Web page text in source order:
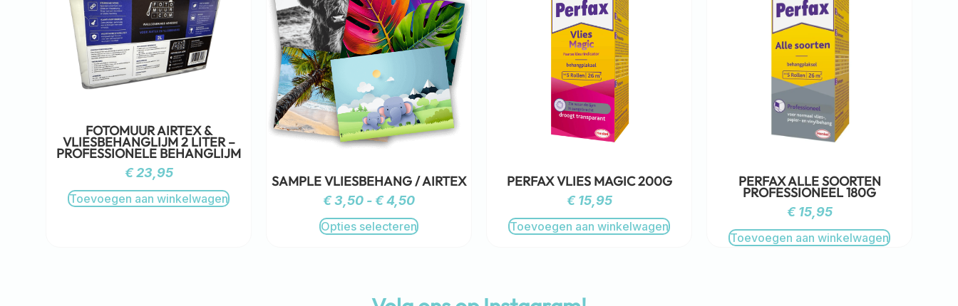
FOTOMUUR AIRTEX &
VLIESBEHANGLIJM 2 LITER –
PROFESSIONELE BEHANGLIJM
€23,95
Toevoegen aan winkelwagen
SAMPLE VLIESBEHANG / AIRTEX
€3,50 - €4,50
Opties selecteren
PERFAX VLIES MAGIC 200G
€15,95
Toevoegen aan winkelwagen
PERFAX ALLE SOORTEN
PROFESSIONEEL 180G
€15,95
Toevoegen aan winkelwagen